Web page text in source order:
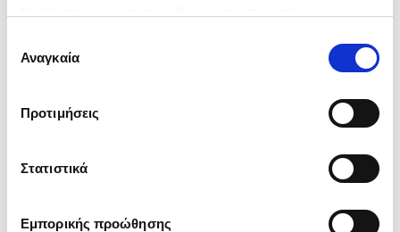
ενδιαφέρουν και να επιλέξετε από τα παρακάτω με την
΄΄και να ενημερωθείτε σχετικά με
συγκατάθεσης
Αναγκαία
Προτιμήσεις
Στατιστικά
Εμπορικής προώθησης